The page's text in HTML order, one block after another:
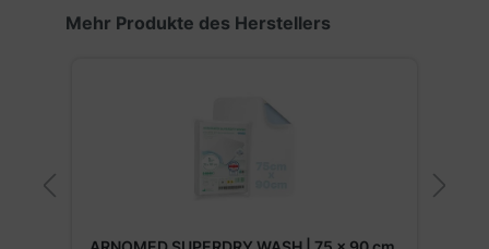
Produktgalerie überspringen
Mehr Produkte des Herstellers
ARNOMED PROTECT Schutzkittel mit